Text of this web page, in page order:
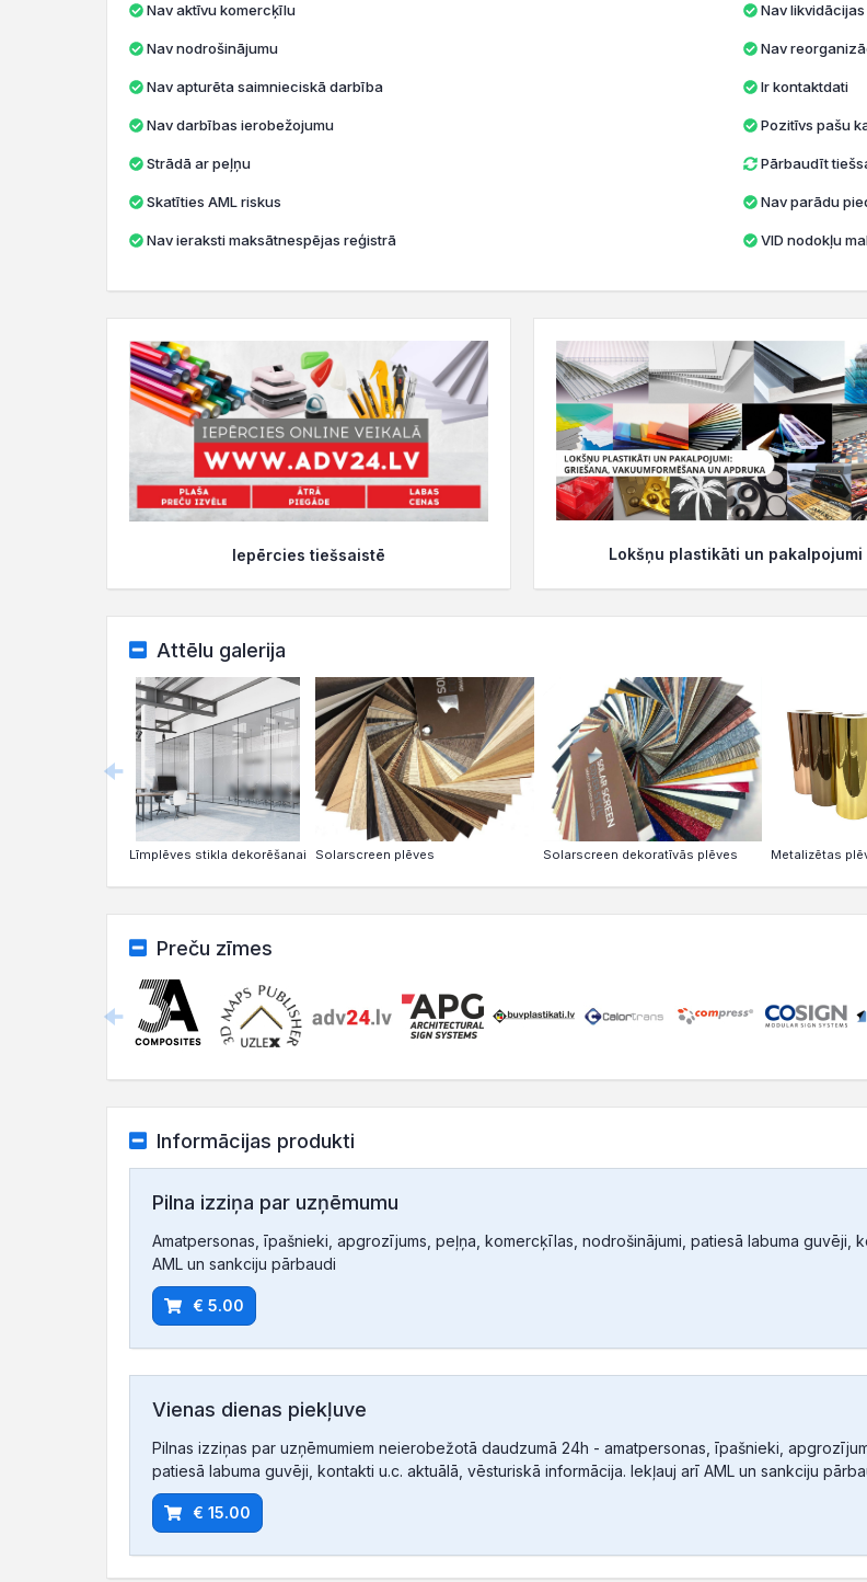
Nav aktīvu komercķīlu
Nav nodrošinājumu
Nav apturēta saimnieciskā darbība
Nav darbības ierobežojumu
Strādā ar peļņu
Skatīties AML riskus
Nav ieraksti maksātnespējas reģistrā
Nav
Nav
Ir kontaktdati
Pozitīvs pašu
Pārbaudīt
Nav parādu
VID nodokļu
Iepērcies tiešsaistē Lokšņu plastikāti un pakalpojumi
Attēlu galerija
Līmplēves stikla dekorēšanai Solarscreen plēves Solarscreen dekoratīvās plēves Metalizētas
Preču zīmes
Informācijas produkti
Pilna izziņa par uzņēmumu
Amatpersonas, īpašnieki, apgrozījums, peļņa, komercķīlas, nodrošinājumi, patiesā labuma guvēji,
AML un sankciju pārbaudi
€ 5.00
Vienas dienas piekļuve
Pilnas izziņas par uzņēmumiem neierobežotā daudzumā 24h - amatpersonas, īpašnieki,
patiesā labuma guvēji, kontakti u.c. aktuālā, vēsturiskā informācija. Iekļauj arī AML un sankciju
€ 15.00